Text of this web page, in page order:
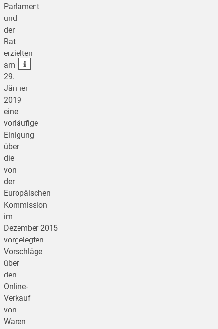
Parlament
und
der
Rat
erzielten
am
29.
Jänner
2019
eine
vorläufige
Einigung
über
die
von
der
Europäischen
Kommission
im
Dezember 2015
vorgelegten
Vorschläge
über
den
Online-
Verkauf
von
Waren
teilen